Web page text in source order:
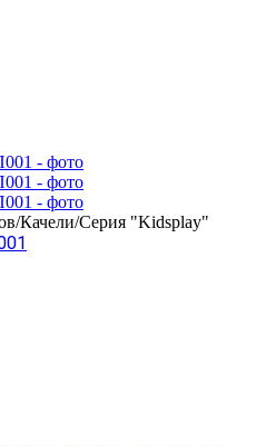
Качели/Серия "Kidsplay"